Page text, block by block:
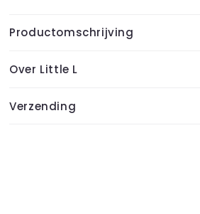
Productomschrijving
Over Little L
Verzending